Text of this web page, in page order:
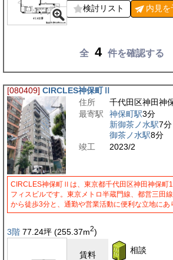
検討リスト 内見を
全 4 件を確認する
[080409] CIRCLES神保町Ⅱ
住所
千代田区神田神
最寄駅
神保町駅3分
新御茶ノ水駅7分
御茶ノ水駅8分
竣工
2023/2
CIRCLES神保町Ⅱは、東京都千代田区神田神保町
フィスビルです。東京メトロ半蔵門線、都営三田
から徒歩3分と、通勤や営業活動に便利な立地に
3階 77.24坪 (255.37m2)
賃料 相談